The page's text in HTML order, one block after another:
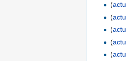
(actu
(actu
(actu
(actu
(actu